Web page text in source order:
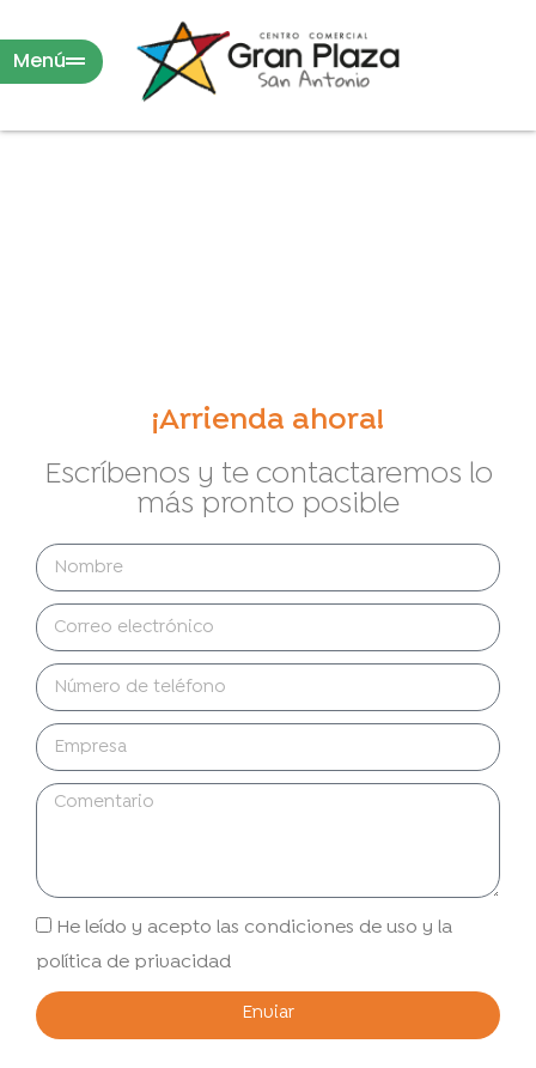
Menú
¡Arrienda ahora!
Escríbenos y te contactaremos lo
más pronto posible
He leído y acepto las condiciones de uso y la
política de privacidad
Enviar